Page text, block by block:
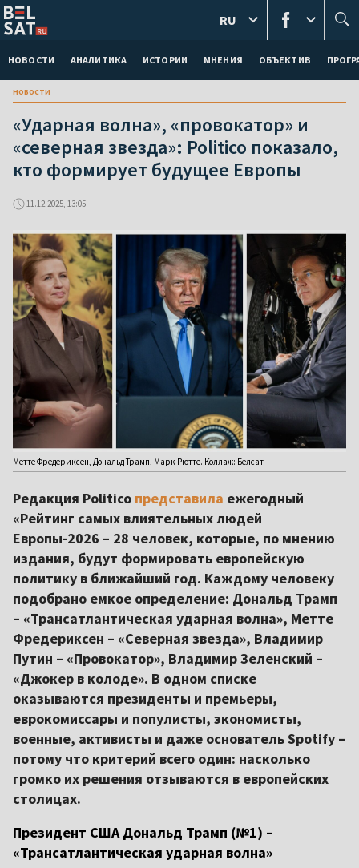
НОВОСТИ АНАЛИТИКА ИСТОРИИ МНЕНИЯ ОБЪЕКТИВ
RU
новости
«Ударная волна», «провокатор» и
«северная звезда»: Politico показало,
кто формирует будущее Европы
11.12.2025, 13:05
Метте Фредериксен, Дональд Трамп, Марк Рютте. Коллаж: Белсат
Редакция Politico представила ежегодный
«Рейтинг самых влиятельных людей
Европы-2026 – 28 человек, которые, по мнению
издания, будут формировать европейскую
политику в ближайший год. Каждому человеку
подобрано емкое определение: Дональд Трамп
– «Трансатлантическая ударная волна», Метте
Фредериксен – «Северная звезда», Владимир
Путин – «Провокатор», Владимир Зеленский –
«Джокер в колоде». В одном списке
оказываются президенты и премьеры,
еврокомиссары и популисты, экономисты,
военные, активисты и даже основатель Spotify –
потому что критерий всего один: насколько
громко их решения отзываются в европейских
столицах.
Президент США Дональд Трамп (№1) –
«Трансатлантическая ударная волна»